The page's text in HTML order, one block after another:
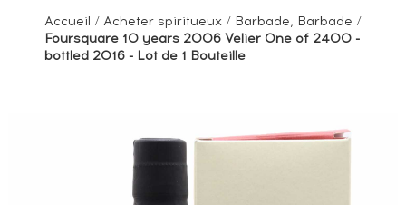
Accueil / Acheter spiritueux / Barbade, Barbade /
Foursquare 10 years 2006 Velier One of 2400 -
bottled 2016 - Lot de 1 Bouteille